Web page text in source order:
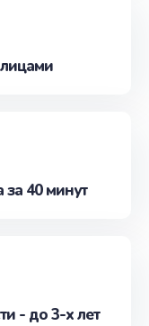
40 минут
- до 3-х лет